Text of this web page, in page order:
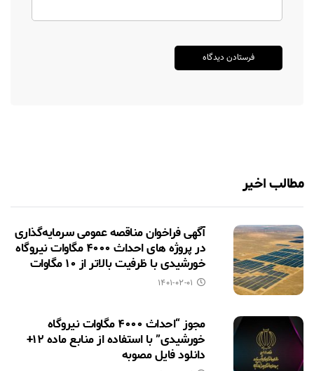
مطالب اخیر
آگهی فراخوان مناقصه عمومی سرمایه‌گذاری
در پروژه های احداث ۴۰۰۰ مگاوات نیروگاه
خورشیدی با ظرفیت بالاتر از ۱۰ مگاوات
۱۴۰۱-۰۲-۰۱
مجوز “احداث ۴۰۰۰ مگاوات نیروگاه
خورشیدی” با استفاده از منابع ماده ۱۲+
دانلود فایل مصوبه